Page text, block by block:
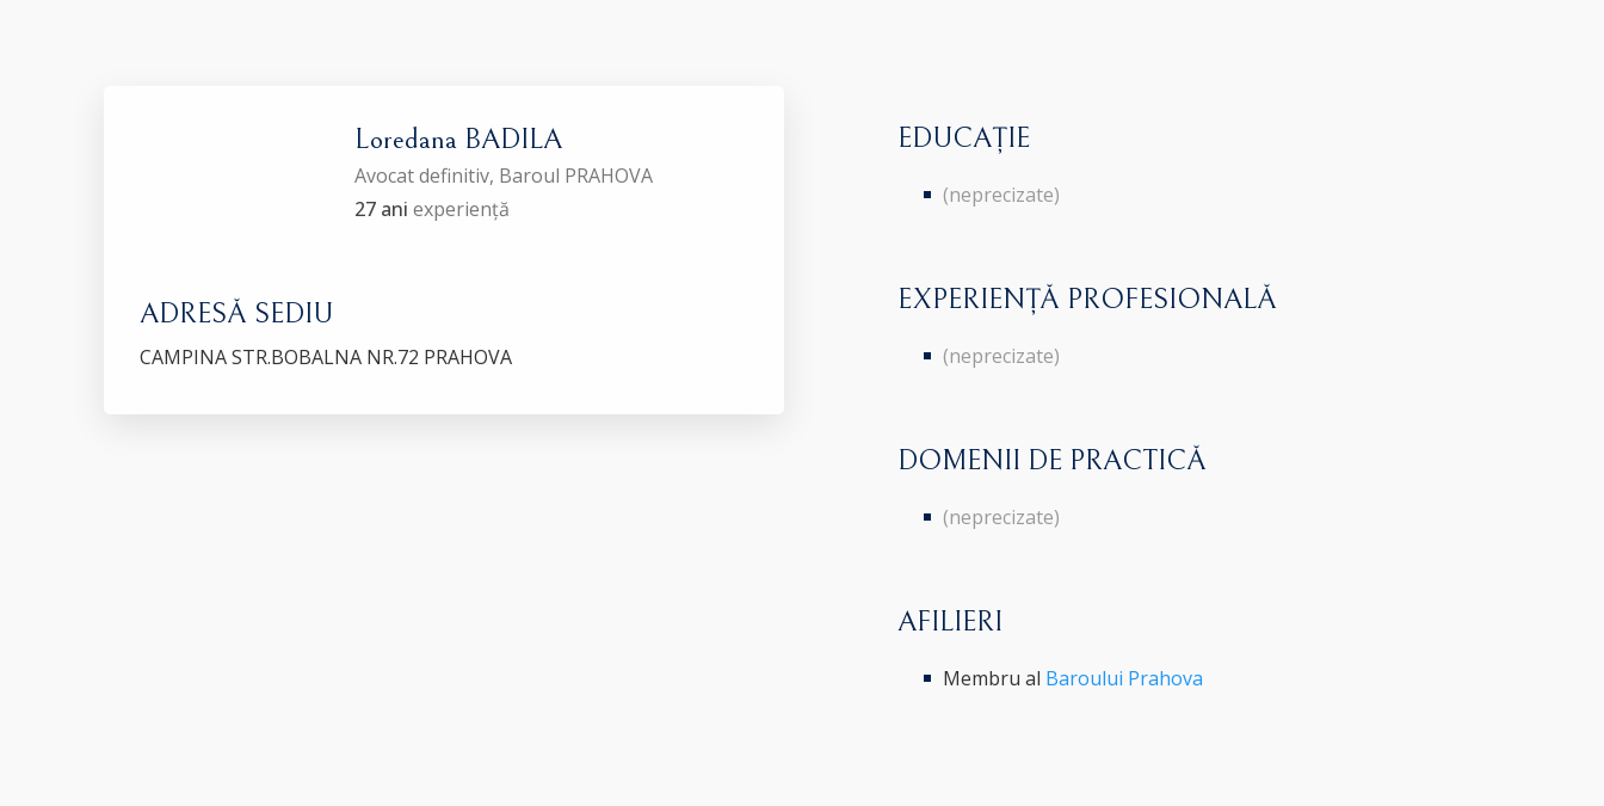
Loredana BADILA
Avocat definitiv, Baroul PRAHOVA
27 ani experiență
ADRESĂ SEDIU
CAMPINA STR.BOBALNA NR.72 PRAHOVA
EDUCAȚIE
(neprecizate)
EXPERIENȚĂ PROFESIONALĂ
(neprecizate)
DOMENII DE PRACTICĂ
(neprecizate)
AFILIERI
Membru al Baroului Prahova